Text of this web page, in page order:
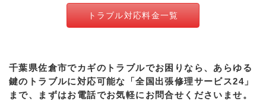
トラブル対応料金一覧
千葉県佐倉市でカギのトラブルでお困りなら、あらゆる
鍵のトラブルに対応可能な「全国出張修理サービス24」
まで、まずはお電話でお気軽にお問合せくださいませ。